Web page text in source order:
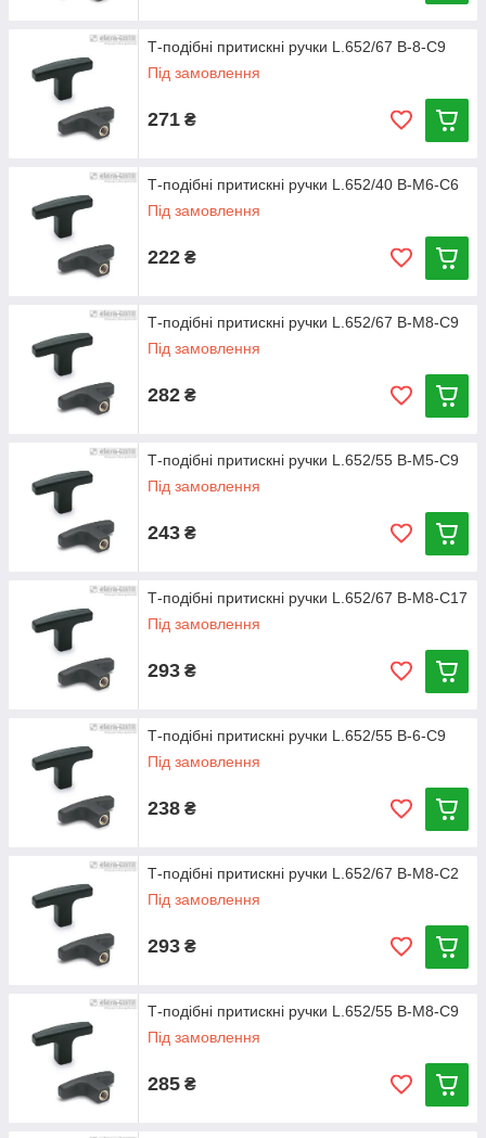
Т-подібні притискні ручки L.652/67 B-8-C9
Під замовлення
271 ₴
Т-подібні притискні ручки L.652/40 B-M6-C6
Під замовлення
222 ₴
Т-подібні притискні ручки L.652/67 B-M8-C9
Під замовлення
282 ₴
Т-подібні притискні ручки L.652/55 B-M5-C9
Під замовлення
243 ₴
Т-подібні притискні ручки L.652/67 B-M8-C17
Під замовлення
293 ₴
Т-подібні притискні ручки L.652/55 B-6-C9
Під замовлення
238 ₴
Т-подібні притискні ручки L.652/67 B-M8-C2
Під замовлення
293 ₴
Т-подібні притискні ручки L.652/55 B-M8-C9
Під замовлення
285 ₴